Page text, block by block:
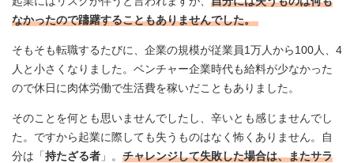
なかったので躊躇することもありませんでした。
そもそも転職するたびに、企業の規模が従業員1万人から100人、4
人と小さくなりました。ベンチャー企業時代も給料が少なかった
ので休日に肉体労働で生活費を稼いだこともありました。
そのことを何とも思いませんでしたし、辛いとも感じませんでし
た。ですから起業に際しても失うものはなく怖くありません。自
分は「持たざる者 」。 チャレンジして失敗した場合は、またサラ